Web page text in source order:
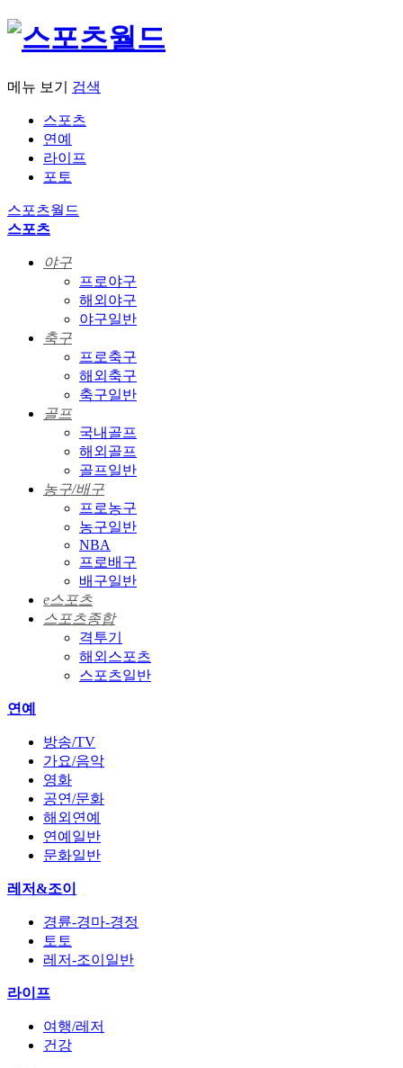
메뉴 보기 검색
스포츠
연예
라이프
포토
스포츠월드
스포츠
야구
프로야구
해외야구
야구일반
축구
프로축구
해외축구
축구일반
골프
국내골프
해외골프
골프일반
농구/배구
프로농구
농구일반
NBA
프로배구
배구일반
e스포츠
스포츠종합
격투기
해외스포츠
스포츠일반
연예
방송/TV
가요/음악
영화
공연/문화
해외연예
연예일반
문화일반
레저&조이
경륜-경마-경정
토토
레저-조이일반
라이프
여행/레저
건강